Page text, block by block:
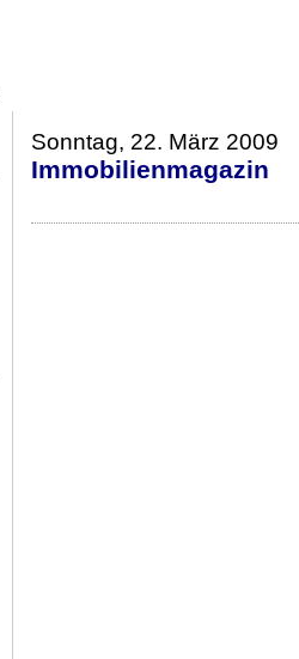
Sonntag, 22. März 2009
Immobilienmagazin